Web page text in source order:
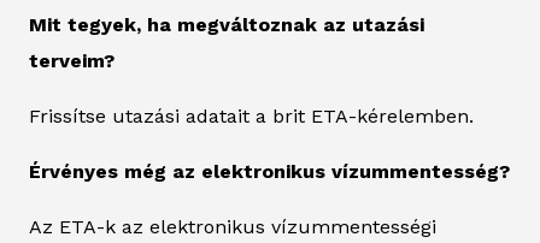
Mit tegyek, ha megváltoznak az utazási
terveim?
Frissítse utazási adatait a brit ETA-kérelemben.
Érvényes még az elektronikus vízummentesség?
Az ETA-k az elektronikus vízummentességi